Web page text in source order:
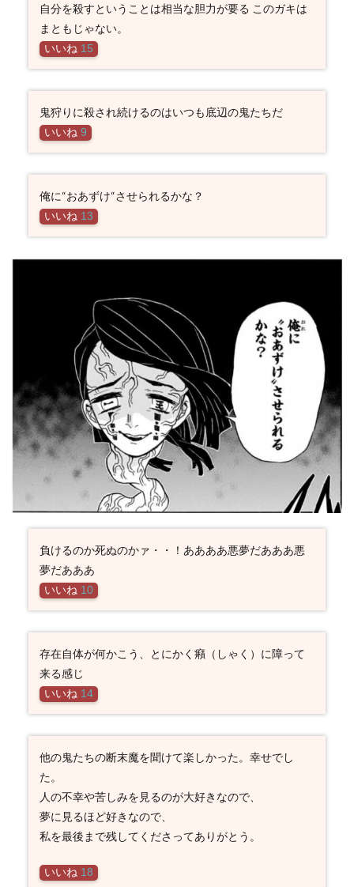
自分を殺すということは相当な胆力が要る このガキは
まともじゃない。
いいね 15
鬼狩りに殺され続けるのはいつも底辺の鬼たちだ
いいね 9
俺に“おあずけ“させられるかな？
いいね 13
負けるのか死ぬのかァ・・！ああああ悪夢だあああ悪
夢だあああ
いいね 10
存在自体が何かこう、とにかく癪（しゃく）に障って
来る感じ
いいね 14
他の鬼たちの断末魔を聞けて楽しかった。幸せでし
た。
人の不幸や苦しみを見るのが大好きなので、
夢に見るほど好きなので、
私を最後まで残してくださってありがとう。
いいね 18